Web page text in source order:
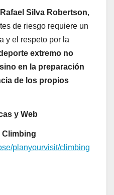
Silva Robertson,
de riesgo requiere un
y el respeto por la
extremo no
en la preparación
de los propios
y Web
Climbing
planyourvisit/climbing